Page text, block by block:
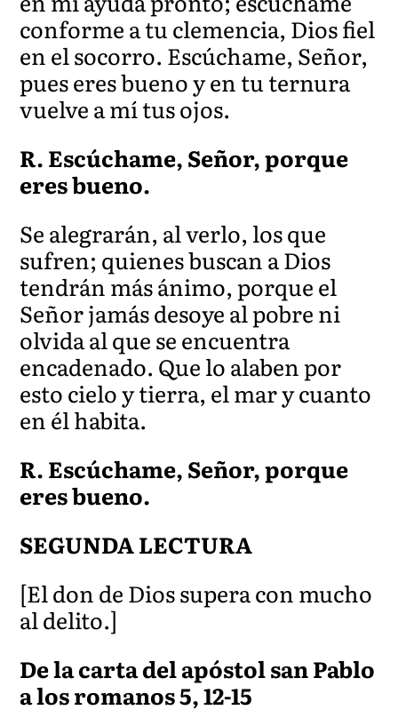
conforme a tu clemencia, Dios fiel
en el socorro. Escúchame, Señor,
pues eres bueno y en tu ternura
vuelve a mí tus ojos.
R. Escúchame, Señor, porque
eres bueno.
Se alegrarán, al verlo, los que
sufren; quienes buscan a Dios
tendrán más ánimo, porque el
Señor jamás desoye al pobre ni
olvida al que se encuentra
encadenado. Que lo alaben por
esto cielo y tierra, el mar y cuanto
en él habita.
R. Escúchame, Señor, porque
eres bueno.
SEGUNDA LECTURA
[Eldon de Dios supera con mucho
al delito.]
De la carta del apóstol san Pablo
a los romanos 5, 12-15